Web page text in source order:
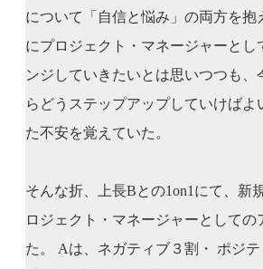
について「自信と悩み」の両方を抱
にプロジェクト・マネージャーとし
ンジしていきたいとは思いつつも、
らどうステップアップしていけばよ
た不安を覚えていた。
そんな折、上長Bとの1on1にて、新
ロジェクト・マネージャーとしての
た。 Aは、ネガティブ３割・ ポジ